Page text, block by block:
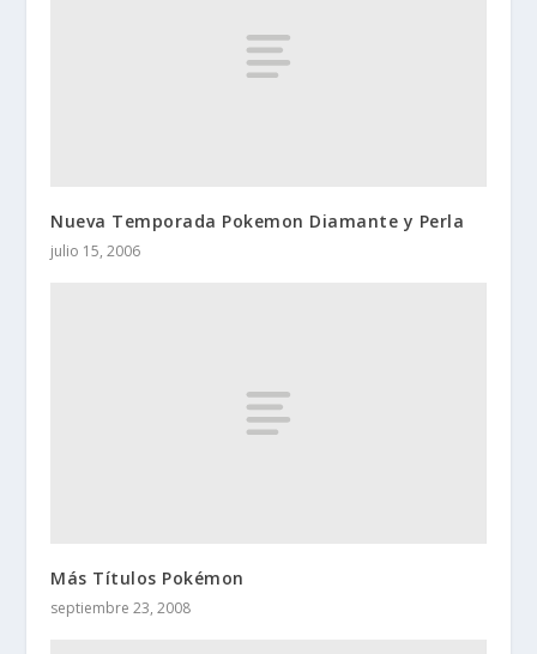
Nueva Temporada Pokemon Diamante y Perla
julio 15, 2006
Más Títulos Pokémon
septiembre 23, 2008